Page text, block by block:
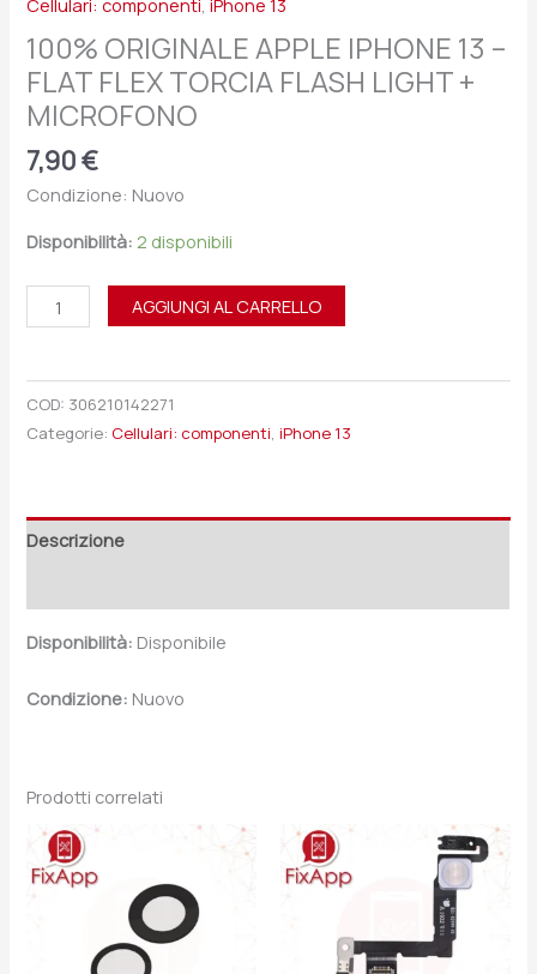
Cellulari: componenti,iPhone 13
100% ORIGINALE APPLE IPHONE 13 –
FLAT FLEX TORCIA FLASH LIGHT +
MICROFONO
7,90€
Condizione: Nuovo
Disponibilità: 2 disponibili
AGGIUNGI AL CARRELLO
COD: 306210142271
Categorie: Cellulari: componenti,iPhone 13
Descrizione
Disponibilità: Disponibile
Condizione: Nuovo
Prodotti correlati